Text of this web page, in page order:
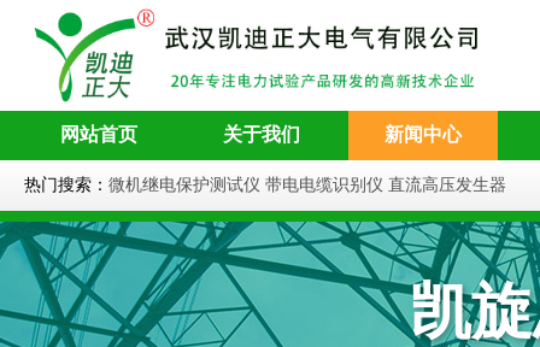
网站首页 关于我们 新闻中心
热门搜索： 微机继电保护测试仪 带电电缆识别仪 直流高压发生器
凯